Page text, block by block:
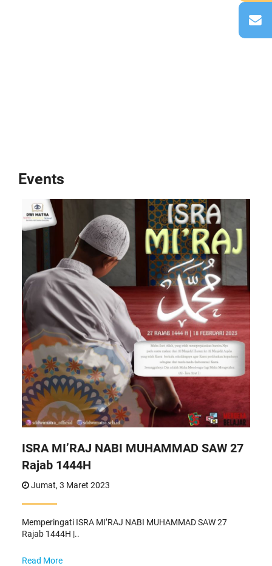
Events
ISRA MI’RAJ NABI MUHAMMAD SAW 27
Rajab 1444H
Jumat, 3 Maret 2023
Memperingati ISRA MI’RAJ NABI MUHAMMAD SAW 27
Rajab 1444H |..
Read More